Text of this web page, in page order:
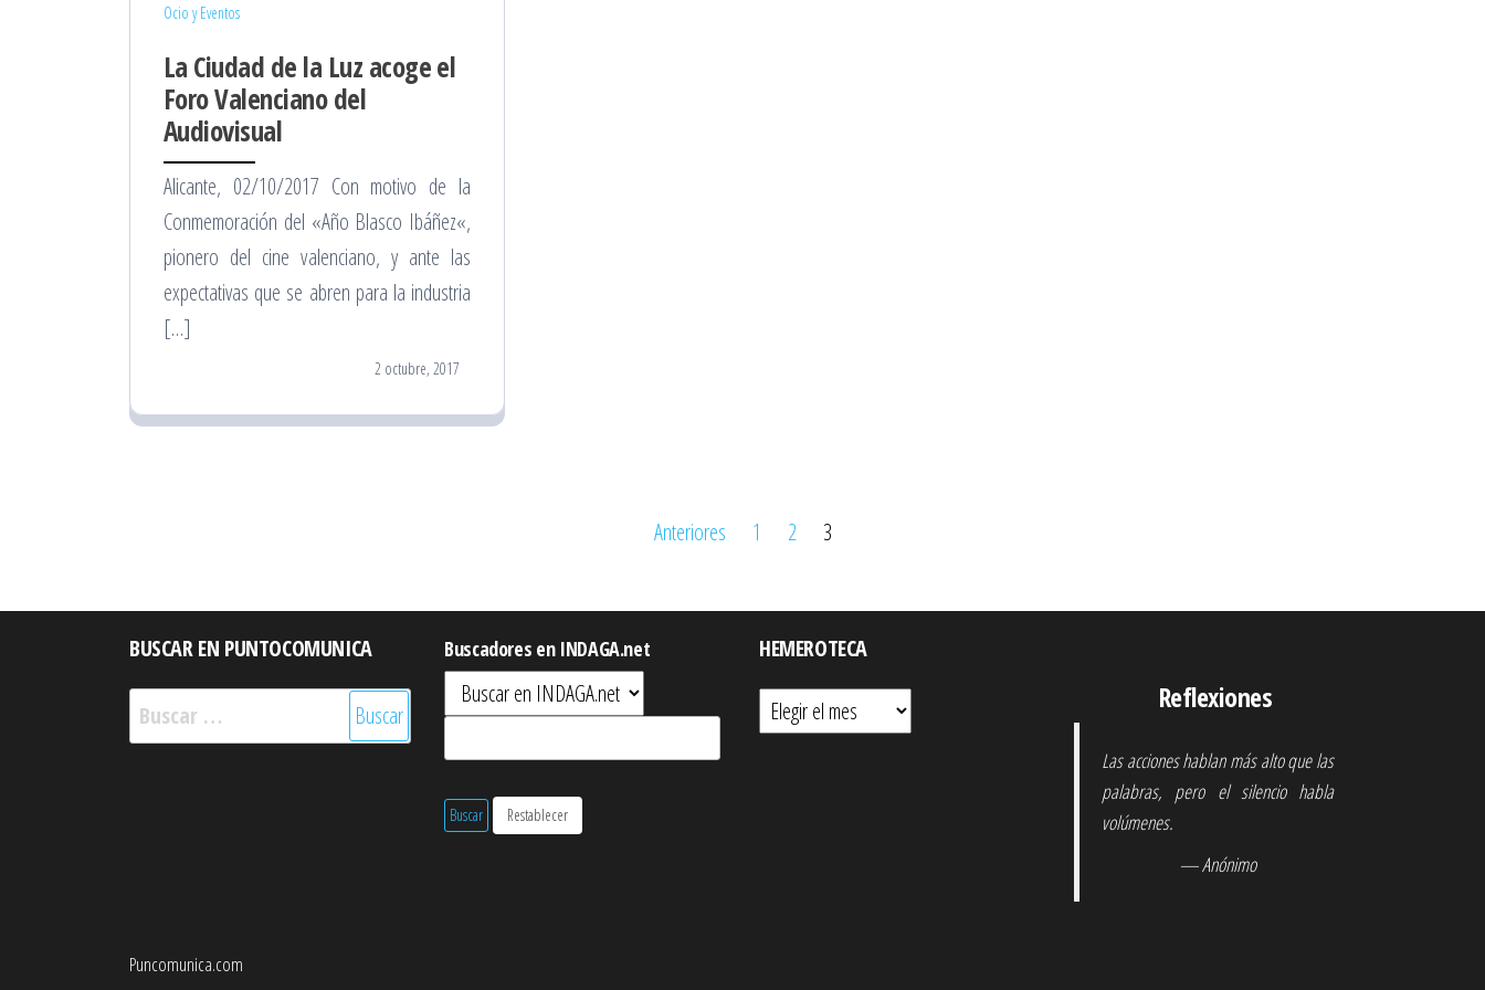
Ocio y Eventos
La Ciudad de la Luz acoge el
Foro Valenciano del
Audiovisual
Alicante, 02/10/2017 Con motivo de la
Conmemoración del «Año Blasco Ibáñez«,
pionero del cine valenciano, y ante las
expectativas que se abren para la industria
[…]
2 octubre, 2017
entradas
Anteriores 1 2 3
BUSCAR EN PUNTOCOMUNICA
Buscar:
Buscadores en INDAGA.net
HEMEROTECA
Hemeroteca
Reflexiones
Las acciones hablan más alto que las
palabras, pero el silencio habla
volúmenes.
— Anónimo
Puncomunica.com